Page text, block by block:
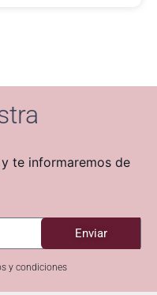
te informaremos de
y condiciones
Enviar